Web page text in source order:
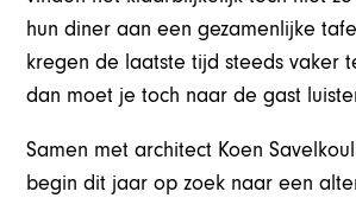
hun diner aan een gezamenlijke
kregen de laatste tijd steeds vaker
dan moet je toch naar de gast
Samen met architect Koen
begin dit jaar op zoek naar een